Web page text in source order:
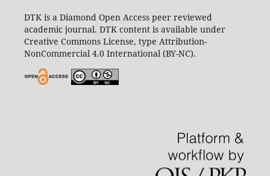
DTK is a Diamond Open Access peer reviewed
academic journal. DTK content is available under
Creative Commons License, type Attribution-
NonCommercial 4.0 International (BY-NC).